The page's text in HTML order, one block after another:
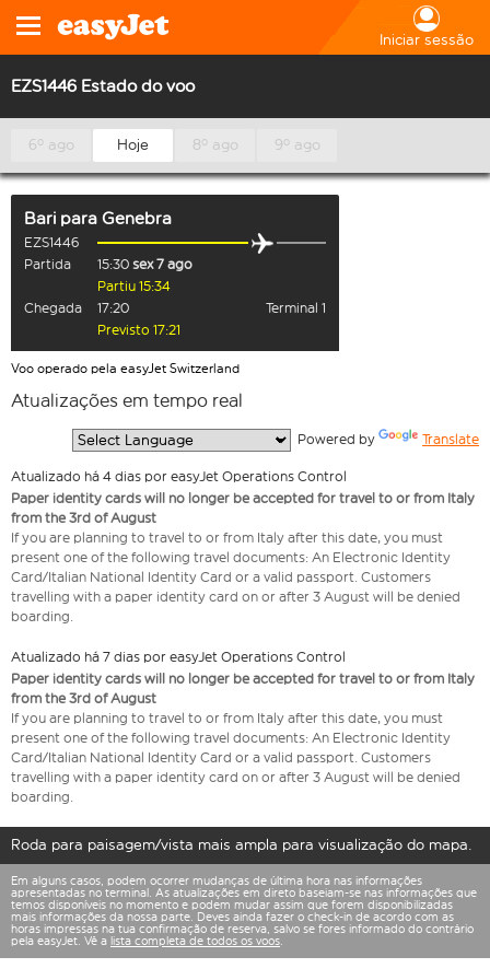
Iniciar sessão
EZS1446 Estado do voo
6º ago Hoje 8º ago 9º ago
Bari para Genebra
EZS1446
Partida
15:30 sex 7 ago
Partiu 15:34
Chegada
17:20
Terminal 1
Previsto 17:21
Voo operado pela easyJet Switzerland
Atualizações em tempo real
Powered by Translate
Atualizado há 4 dias por easyJet Operations Control
Paper identity cards will no longer be accepted for travel to or from Italy
from the 3rd of August
If you are planning to travel to or from Italy after this date, you must
present one of the following travel documents: An Electronic Identity
Card/Italian National Identity Card or a valid passport. Customers
travelling with a paper identity card on or after 3 August will be denied
boarding.
Atualizado há 7 dias por easyJet Operations Control
Paper identity cards will no longer be accepted for travel to or from Italy
from the 3rd of August
If you are planning to travel to or from Italy after this date, you must
present one of the following travel documents: An Electronic Identity
Card/Italian National Identity Card or a valid passport. Customers
travelling with a paper identity card on or after 3 August will be denied
boarding.
Roda para paisagem/vista mais ampla para visualização do mapa.
Em alguns casos, podem ocorrer mudanças de última hora nas informações
apresentadas no terminal. As atualizações em direto baseiam-se nas informações que
temos disponíveis no momento e podem mudar assim que forem disponibilizadas
mais informações da nossa parte. Deves ainda fazer o check-in de acordo com as
horas impressas na tua confirmação de reserva, salvo se fores informado do contrário
pela easyJet. Vê a lista completa de todos os voos.